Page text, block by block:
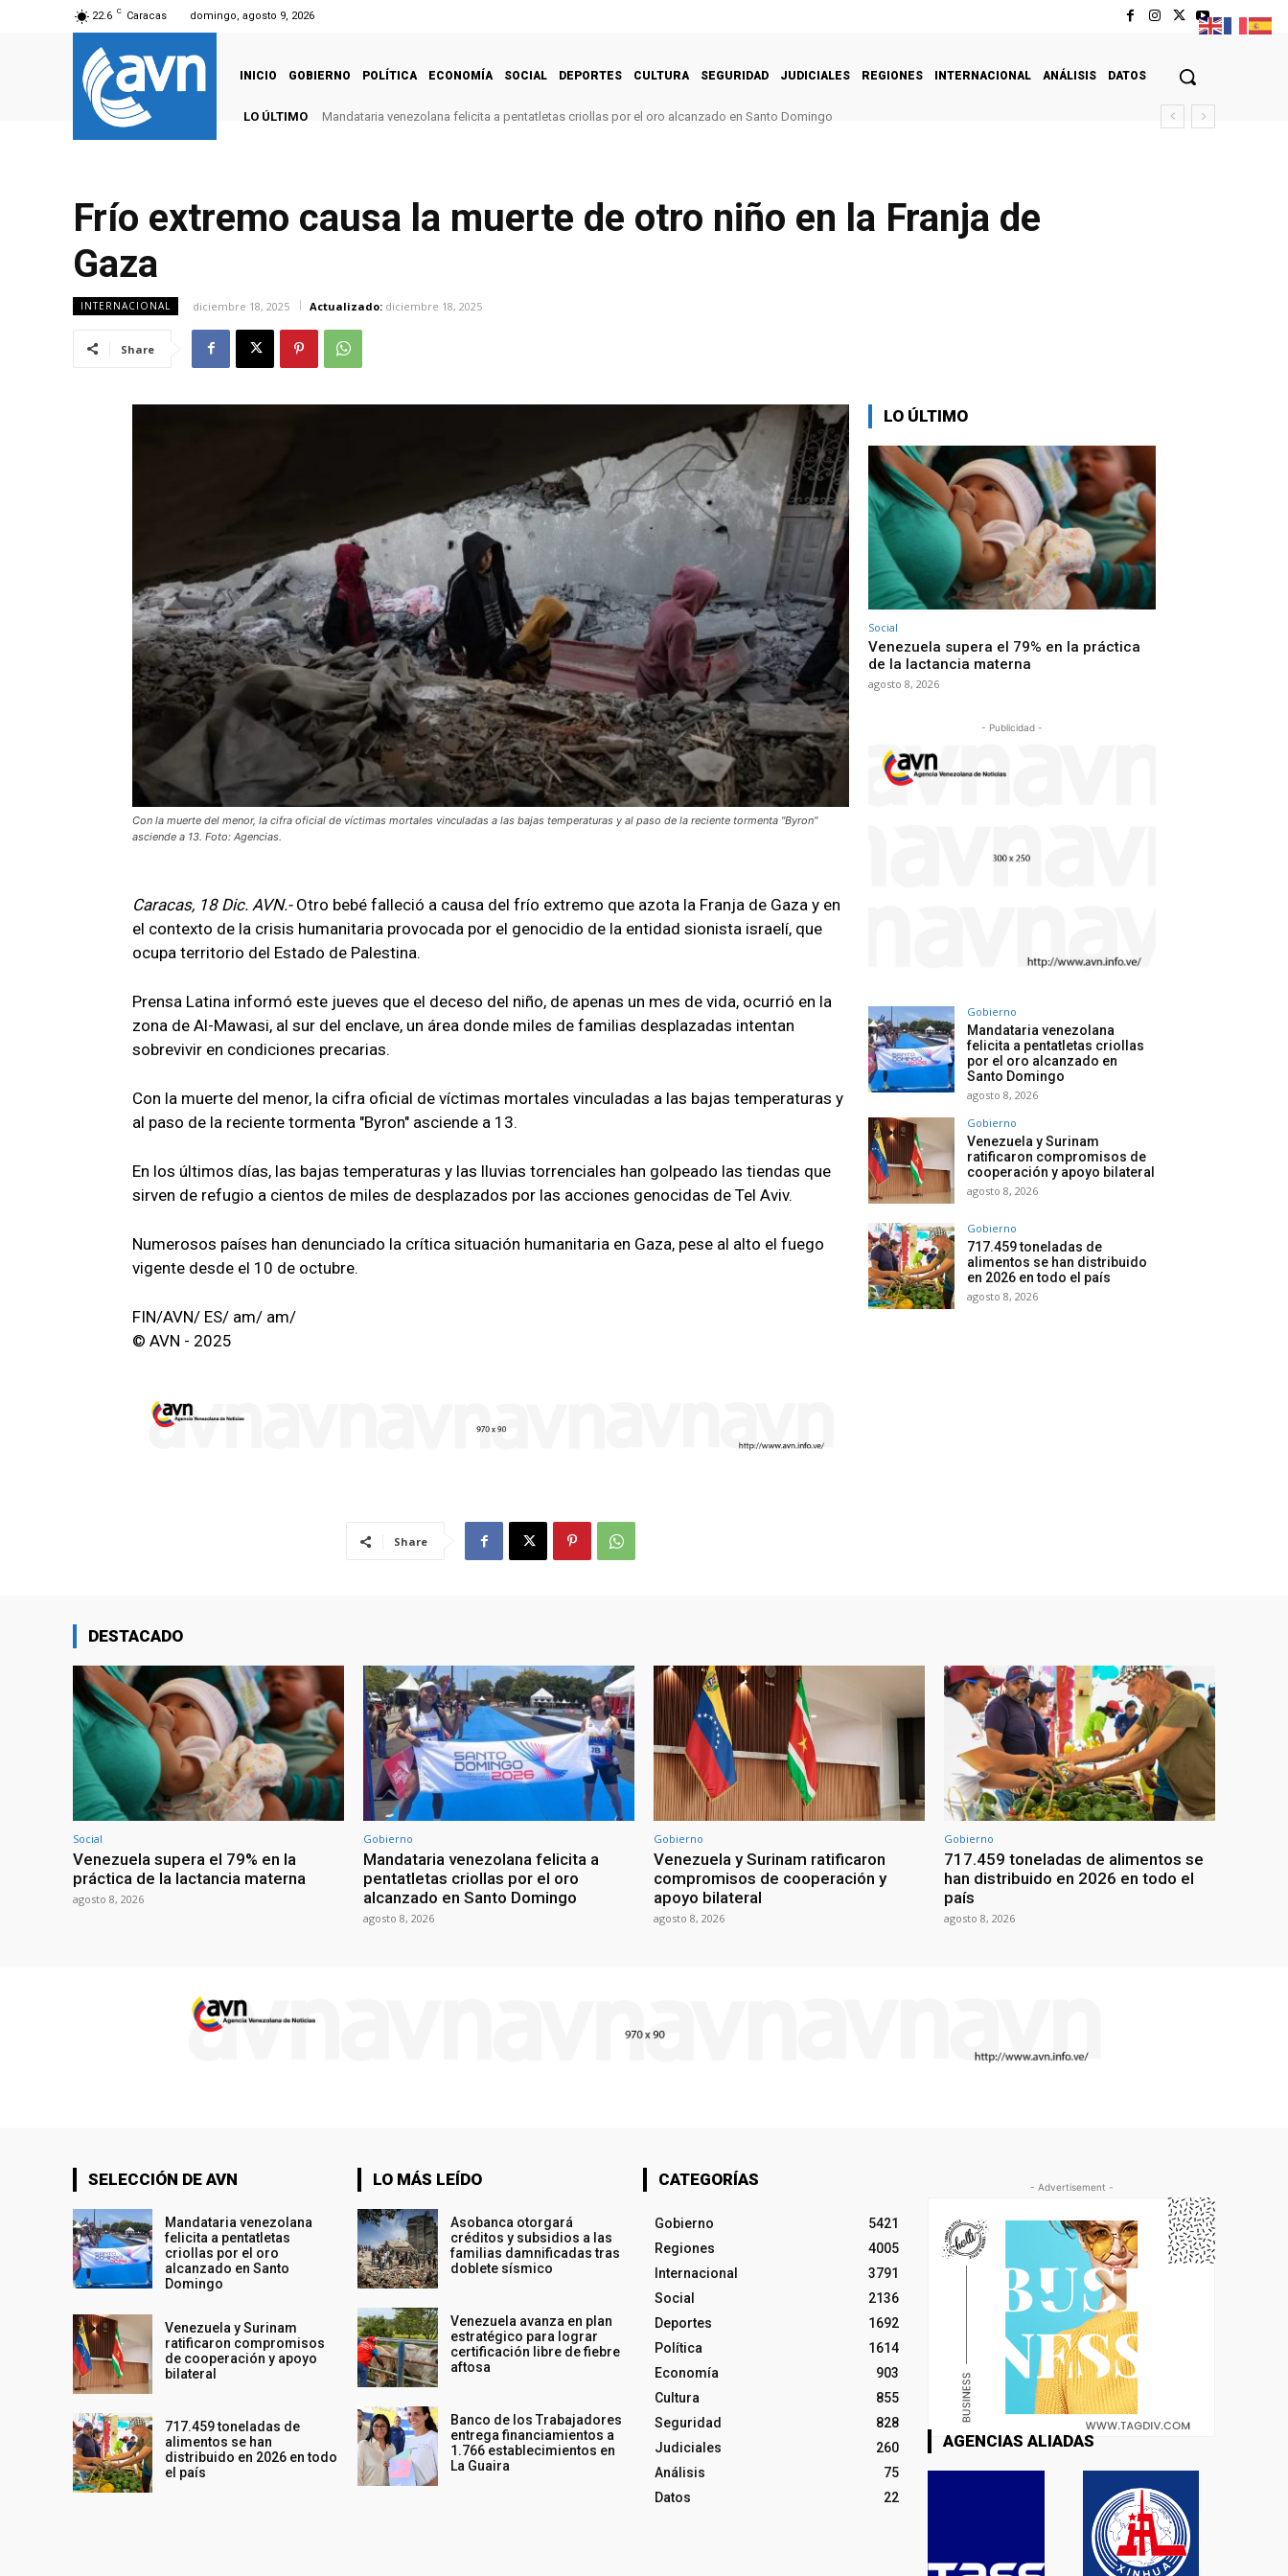
22.6 C Caracas domingo, agosto 9, 2026
INICIO GOBIERNO POLÍTICA ECONOMÍA SOCIAL DEPORTES CULTURA SEGURIDAD JUDICIALES REGIONES INTERNACIONAL ANÁLISIS DATOS
LO ÚLTIMO Mandataria venezolana felicita a pentatletas criollas por el oro alcanzado en Santo Domingo
Frío extremo causa la muerte de otro niño en la Franja de
Gaza
INTERNACIONAL diciembre 18, 2025 Actualizado: diciembre 18, 2025
Share
Con la muerte del menor, la cifra oficial de víctimas mortales vinculadas a las bajas temperaturas y al paso de la reciente tormenta "Byron"
asciende a 13. Foto: Agencias.
Caracas, 18 Dic. AVN.- Otro bebé falleció a causa del frío extremo que azota la Franja de Gaza y en
el contexto de la crisis humanitaria provocada por el genocidio de la entidad sionista israelí, que
ocupa territorio del Estado de Palestina.
Prensa Latina informó este jueves que el deceso del niño, de apenas un mes de vida, ocurrió en la
zona de Al-Mawasi, al sur del enclave, un área donde miles de familias desplazadas intentan
sobrevivir en condiciones precarias.
Con la muerte del menor, la cifra oficial de víctimas mortales vinculadas a las bajas temperaturas y
al paso de la reciente tormenta "Byron" asciende a 13.
En los últimos días, las bajas temperaturas y las lluvias torrenciales han golpeado las tiendas que
sirven de refugio a cientos de miles de desplazados por las acciones genocidas de Tel Aviv.
Numerosos países han denunciado la crítica situación humanitaria en Gaza, pese al alto el fuego
vigente desde el 10 de octubre.
FIN/AVN/ ES/ am/ am/
© AVN - 2025
Share
LO ÚLTIMO
Social
Venezuela supera el 79% en la práctica
de la lactancia materna
agosto 8, 2026
- Publicidad -
Gobierno
Mandataria venezolana
felicita a pentatletas criollas
por el oro alcanzado en
Santo Domingo
agosto 8, 2026
Gobierno
Venezuela y Surinam
ratificaron compromisos de
cooperación y apoyo bilateral
agosto 8, 2026
Gobierno
717.459 toneladas de
alimentos se han distribuido
en 2026 en todo el país
agosto 8, 2026
DESTACADO
Social
Venezuela supera el 79% en la
práctica de la lactancia materna
agosto 8, 2026
Gobierno
Mandataria venezolana felicita a
pentatletas criollas por el oro
alcanzado en Santo Domingo
agosto 8, 2026
Gobierno
Venezuela y Surinam ratificaron
compromisos de cooperación y
apoyo bilateral
agosto 8, 2026
Gobierno
717.459 toneladas de alimentos se
han distribuido en 2026 en todo el
país
agosto 8, 2026
SELECCIÓN DE AVN
Mandataria venezolana
felicita a pentatletas
criollas por el oro
alcanzado en Santo
Domingo
Venezuela y Surinam
ratificaron compromisos
de cooperación y apoyo
bilateral
717.459 toneladas de
alimentos se han
distribuido en 2026 en todo
el país
LO MÁS LEÍDO
Asobanca otorgará
créditos y subsidios a las
familias damnificadas tras
doblete sísmico
Venezuela avanza en plan
estratégico para lograr
certificación libre de fiebre
aftosa
Banco de los Trabajadores
entrega financiamientos a
1.766 establecimientos en
La Guaira
CATEGORÍAS
Gobierno
5421
Regiones
4005
Internacional
3791
Social
2136
Deportes
1692
Política
1614
Economía
903
Cultura
855
Seguridad
828
Judiciales
260
Análisis
75
Datos
22
- Advertisement -
AGENCIAS ALIADAS